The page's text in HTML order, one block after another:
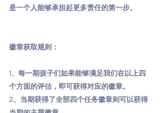
是一个人能够承担起更多责任的第一步。
徽章获取规则：
1、每一期孩子们如果能够满足我们在以上四
个方面的评估，即可获得对应的徽章。
2、当期获得了全部四个任务徽章则可以获得